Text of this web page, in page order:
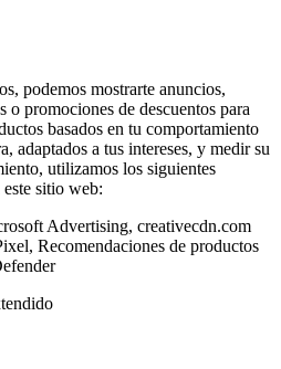
podemos mostrarte anuncios,
o promociones de descuentos para
basados en tu comportamiento
adaptados a tus intereses, y medir su
utilizamos los siguientes
sitio web:
Advertising, creativecdn.com
Recomendaciones de productos